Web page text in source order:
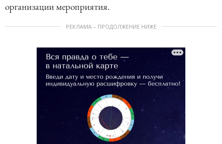
организации мероприятия.
РЕКЛАМА – ПРОДОЛЖЕНИЕ НИЖЕ